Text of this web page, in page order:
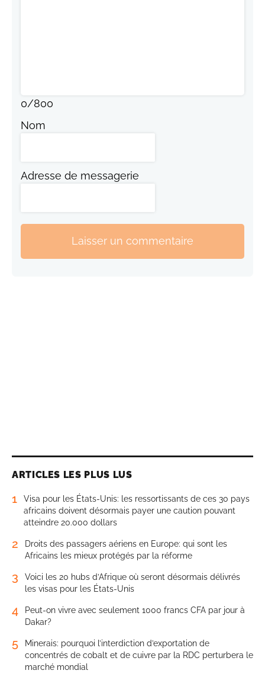
0/800
Nom
Adresse de messagerie
Laisser un commentaire
ARTICLES LES PLUS LUS
1
Visa pour les États-Unis: les ressortissants de ces 30 pays
africains doivent désormais payer une caution pouvant
atteindre 20.000 dollars
2
Droits des passagers aériens en Europe: qui sont les
Africains les mieux protégés par la réforme
3
Voici les 20 hubs d’Afrique où seront désormais délivrés
les visas pour les États-Unis
4
Peut-on vivre avec seulement 1000 francs CFA par jour à
Dakar?
5
Minerais: pourquoi l’interdiction d’exportation de
concentrés de cobalt et de cuivre par la RDC perturbera le
marché mondial